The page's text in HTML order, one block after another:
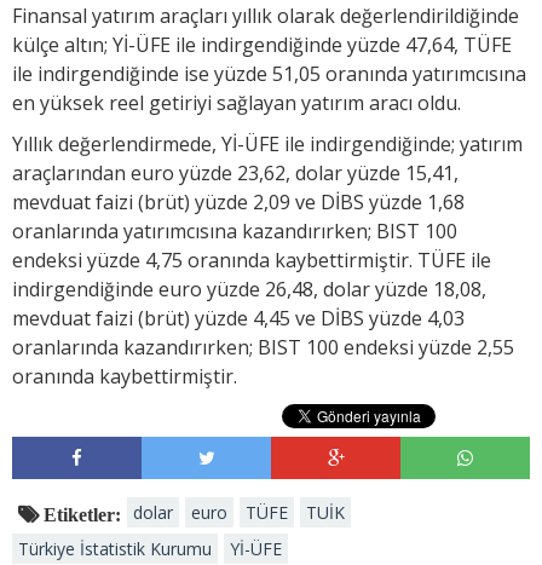
Finansal yatırım araçları yıllık olarak değerlendirildiğinde
külçe altın; Yİ-ÜFE ile indirgendiğinde yüzde 47,64, TÜFE
ile indirgendiğinde ise yüzde 51,05 oranında yatırımcısına
en yüksek reel getiriyi sağlayan yatırım aracı oldu.
Yıllık değerlendirmede, Yİ-ÜFE ile indirgendiğinde; yatırım
araçlarından euro yüzde 23,62, dolar yüzde 15,41,
mevduat faizi (brüt) yüzde 2,09 ve DİBS yüzde 1,68
oranlarında yatırımcısına kazandırırken; BIST 100
endeksi yüzde 4,75 oranında kaybettirmiştir. TÜFE ile
indirgendiğinde euro yüzde 26,48, dolar yüzde 18,08,
mevduat faizi (brüt) yüzde 4,45 ve DİBS yüzde 4,03
oranlarında kazandırırken; BIST 100 endeksi yüzde 2,55
oranında kaybettirmiştir.
Etiketler: dolar euro TÜFE
TUİK
Türkiye İstatistik Kurumu
Yİ-ÜFE